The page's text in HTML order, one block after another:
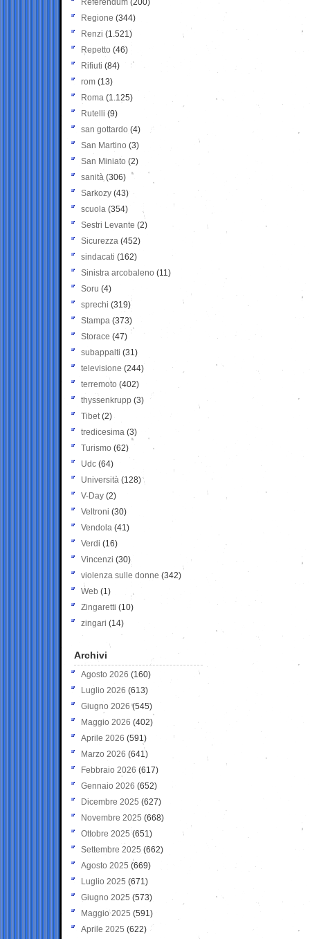
Referendum (200)
Regione (344)
Renzi (1.521)
Repetto (46)
Rifiuti (84)
rom (13)
Roma (1.125)
Rutelli (9)
san gottardo (4)
San Martino (3)
San Miniato (2)
sanità (306)
Sarkozy (43)
scuola (354)
Sestri Levante (2)
Sicurezza (452)
sindacati (162)
Sinistra arcobaleno (11)
Soru (4)
sprechi (319)
Stampa (373)
Storace (47)
subappalti (31)
televisione(244)
terremoto (402)
thyssenkrupp (3)
Tibet(2)
tredicesima (3)
Turismo (62)
Udc (64)
Università (128)
V-Day (2)
Veltroni (30)
Vendola (41)
Verdi (16)
Vincenzi (30)
violenza sulle donne (342)
Web (1)
Zingaretti (10)
zingari (14)
Archivi
Agosto 2026 (160)
Luglio 2026 (613)
Giugno 2026 (545)
Maggio 2026 (402)
Aprile 2026 (591)
Marzo 2026 (641)
Febbraio 2026 (617)
Gennaio 2026 (652)
Dicembre 2025 (627)
Novembre 2025 (668)
Ottobre 2025 (651)
Settembre 2025 (662)
Agosto 2025 (669)
Luglio 2025 (671)
Giugno 2025 (573)
Maggio 2025 (591)
Aprile 2025 (622)